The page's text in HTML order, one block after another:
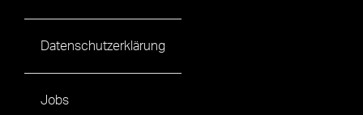
Datenschutzerklärung
Jobs